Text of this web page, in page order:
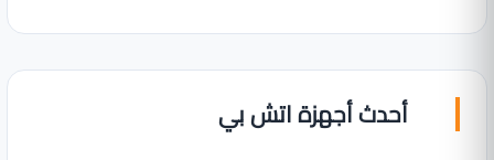
أحدث أجهزة اتش بي